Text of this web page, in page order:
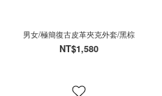
男女/極簡復古皮革夾克外套/黑棕
NT$1,580